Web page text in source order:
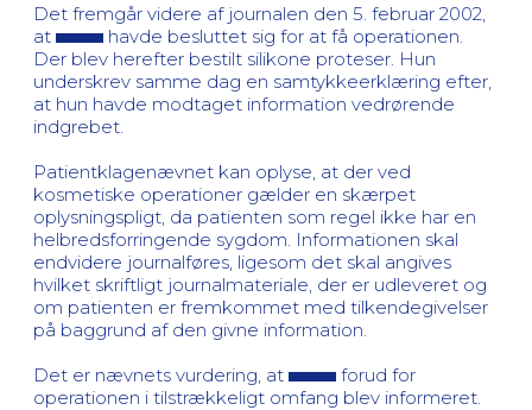
Det fremgår videre af journalen den 5. februar 2002,
at
havde besluttet sig for at få operationen.
Der blev herefter bestilt silikone proteser. Hun
underskrev samme dag en samtykkeerklæring efter,
at hun havde modtaget information vedrørende
indgrebet.
Patientklagenævnet kan oplyse, at der ved
kosmetiske operationer gælder en skærpet
oplysningspligt, da patienten som regel ikke har en
helbredsforringende sygdom. Informationen skal
endvidere journalføres, ligesom det skal angives
hvilket skriftligt journalmateriale, der er udleveret og
om patienten er fremkommet med tilkendegivelser
på baggrund af den givne information.
Det er nævnets vurdering, at
forud for
operationen i tilstrækkeligt omfang blev informeret.